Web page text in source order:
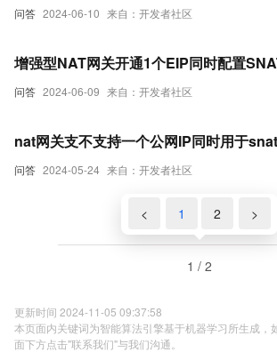
问答 2024-06-10 来自：开发者社区
问答 2024-06-09 来自：开发者社区
增强型NAT网关开通1个EIP同时配置
问答 2024-05-24 来自：开发者社区
nat网关支不支持一个公网IP同时用于
< 1 2 >
1 / 2
更新时间 2024-11-05 09:37:58
本页面内关键词为智能算法引擎基于机器学习所生成，
面下方点击"联系我们"与我们沟通。